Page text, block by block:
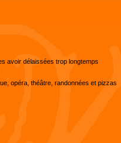
avoir délaissées trop longtemps
opéra, théâtre, randonnées et pizzas